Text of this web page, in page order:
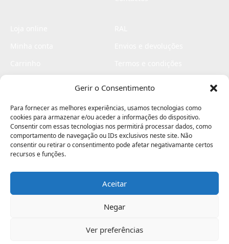
Gerir o Consentimento
Para fornecer as melhores experiências, usamos tecnologias como
cookies para armazenar e/ou aceder a informações do dispositivo.
Consentir com essas tecnologias nos permitirá processar dados, como
comportamento de navegação ou IDs exclusivos neste site. Não
consentir ou retirar o consentimento pode afetar negativamante certos
recursos e funções.
Aceitar
Negar
Ver preferências
Livro de elogios
Electromaquinas ©2026
contágio - agência criativa